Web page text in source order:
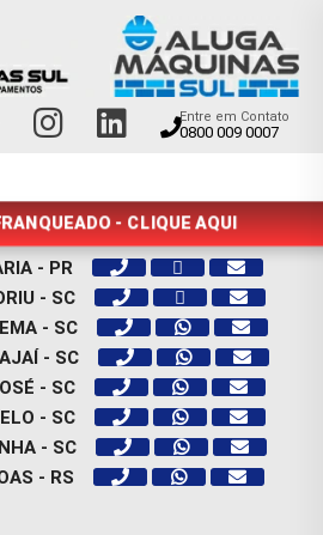
Entre em Contato
0800 009 0007
- CLIQUE AQUI
- PR
- SC
- SC
- SC
- SC
- SC
- SC
- RS